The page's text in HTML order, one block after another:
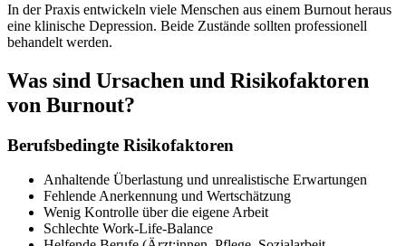
In der Praxis entwickeln viele Menschen aus einem Burnout heraus
eine klinische Depression. Beide Zustände sollten professionell
behandelt werden.
Was sind Ursachen und Risikofaktoren
von Burnout?
Berufsbedingte Risikofaktoren
Anhaltende Überlastung und unrealistische Erwartungen
Fehlende Anerkennung und Wertschätzung
Wenig Kontrolle über die eigene Arbeit
Schlechte Work-Life-Balance